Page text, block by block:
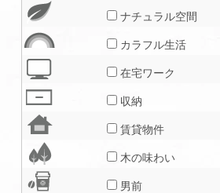
ナチュラル空間
カラフル生活
在宅ワーク
収納
賃貸物件
木の味わい
男前